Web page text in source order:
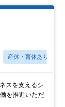
産休・育休あり
スを支えるシ
を推進いただ